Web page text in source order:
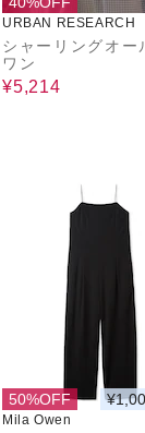
URBAN RESEARCH
シャーリングオー
ワン
¥5,214
50%OFF
Mila Owen